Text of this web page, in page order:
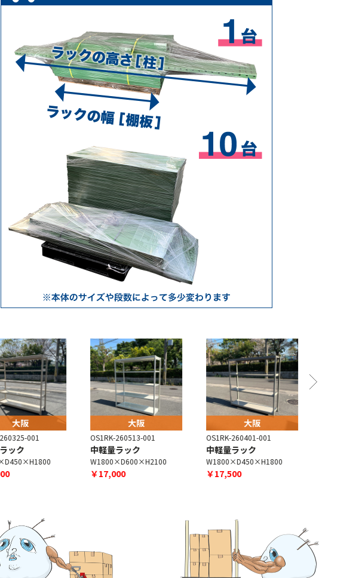
大阪
001
ック
大阪
OS1RK-260513-001
中軽量ラック
W1800×D600×H2100
￥17,000
大阪
OS1RK-260401-001
中軽量ラック
W1800×D450×H1800
￥17,500